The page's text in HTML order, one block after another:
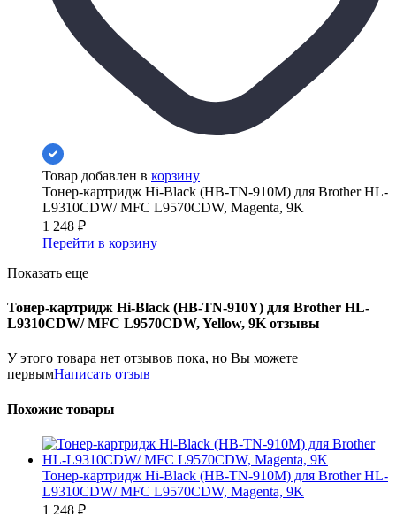
Товар добавлен в корзину
Тонер-картридж Hi-Black (HB-TN-910M) для Brother HL-
L9310CDW/ MFC L9570CDW, Magenta, 9K
1 248 ₽
Перейти в корзину
Показать еще
Тонер-картридж Hi-Black (HB-TN-910Y) для Brother HL-
L9310CDW/ MFC L9570CDW, Yellow, 9K отзывы
У этого товара нет отзывов пока, но Вы можете
первымНаписать отзыв
Похожие товары
Тонер-картридж Hi-Black (HB-TN-910M) для Brother HL-
L9310CDW/ MFC L9570CDW, Magenta, 9K
1 248 ₽